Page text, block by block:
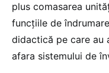
plus comasarea
funcțiile de
didactică pe care au
afara sistemului de